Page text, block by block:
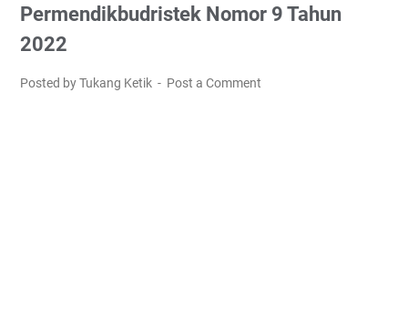
Permendikbudristek Nomor 9 Tahun
2022
Posted by Tukang Ketik Post a Comment